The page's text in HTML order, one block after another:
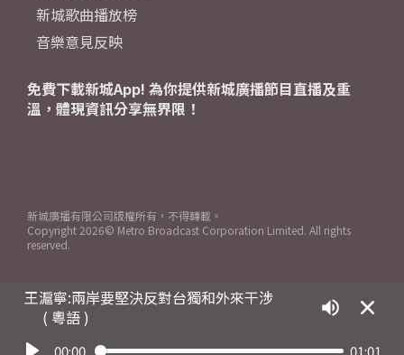
王滬寧:兩岸要堅決反對台獨和外來干涉
( 粵語 )
00:00 01:01
新城歌曲播放榜
音樂意見反映
免費下載新城App! 為你提供新城廣播節目直播及重
溫，體現資訊分享無界限！
新城廣播有限公司版權所有，不得轉載。
Copyright 2026© Metro Broadcast Corporation Limited. All rights
reserved.